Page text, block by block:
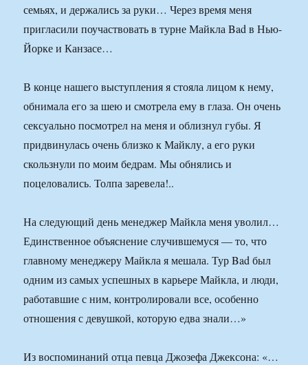
семьях, и держались за руки… Через время меня
пригласили поучаствовать в турне Майкла Bad в Нью-
Йорке и Канзасе…
В конце нашего выступления я стояла лицом к нему,
обнимала его за шею и смотрела ему в глаза. Он очень
сексуально посмотрел на меня и облизнул губы. Я
придвинулась очень близко к Майклу, а его руки
скользнули по моим бедрам. Мы обнялись и
поцеловались. Толпа заревела!..
На следующий день менеджер Майкла меня уволил…
Единственное объяснение случившемуся — то, что
главному менеджеру Майкла я мешала. Тур Bad был
одним из самых успешных в карьере Майкла, и люди,
работавшие с ним, контролировали все, особенно
отношения с девушкой, которую едва знали…»
Из воспоминаний отца певца Джозефа Джексона: «…